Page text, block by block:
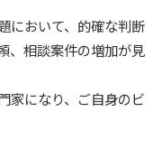
において、的確な判断
、相談案件の増加が見
家になり、ご自身のビ